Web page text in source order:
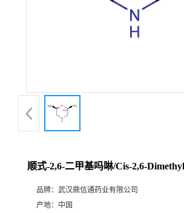
产
顺式-2,6-二甲基吗啉/Cis-2,6-
品牌： 武汉鼎信通药业有限公司
产地： 中国